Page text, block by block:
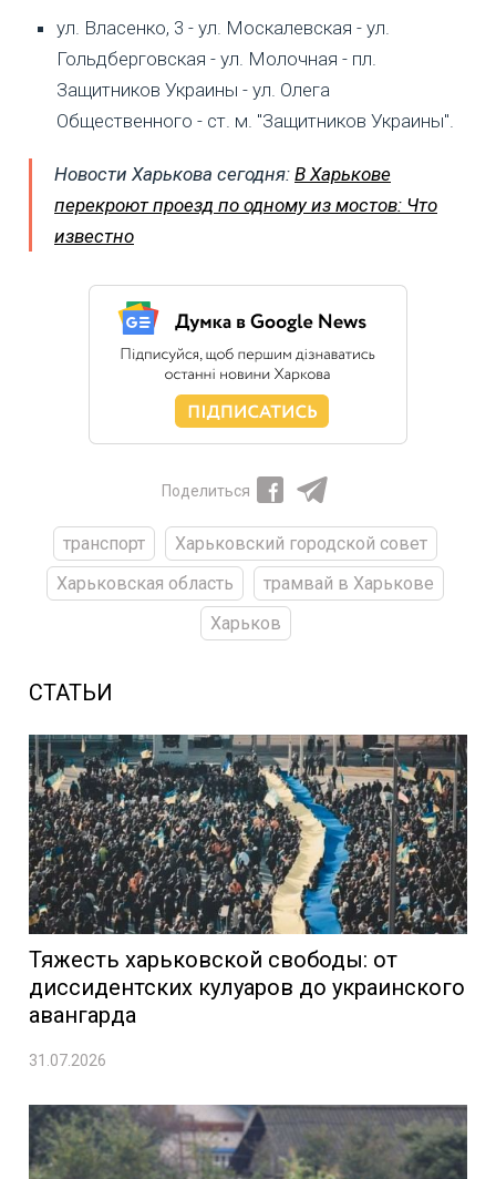
ул. Власенко, 3 - ул. Москалевская - ул.
Гольдберговская - ул. Молочная - пл.
Защитников Украины - ул. Олега
Общественного - ст. м. "Защитников Украины".
Новости Харькова сегодня: В Харькове
перекроют проезд по одному из мостов: Что
известно
Поделиться
транспорт
Харьковский городской совет
Харьковская область
трамвай в Харькове
Харьков
СТАТЬИ
Тяжесть харьковской свободы: от
диссидентских кулуаров до украинского
авангарда
31.07.2026